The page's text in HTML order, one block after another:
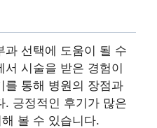
과 선택에 도움이 될 수
서 시술을 받은 경험이
를 통해 병원의 장점과
. 긍정적인 후기가 많은
볼 수 있습니다.